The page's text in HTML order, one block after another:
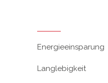
Energieeinsparung
Langlebigkeit